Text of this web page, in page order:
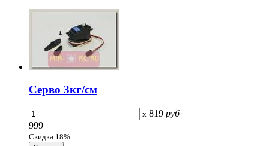
Серво 3кг/см
x 819 руб
999
Скидка 18%